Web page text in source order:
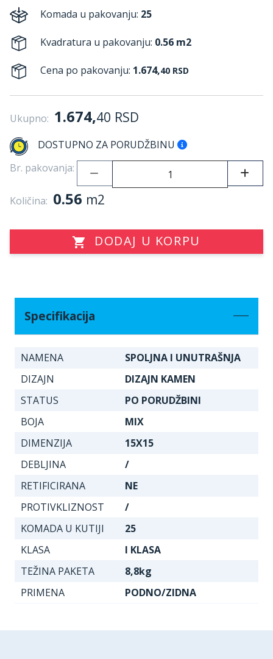
Komada u pakovanju: 25
Kvadratura u pakovanju: 0.56 m2
Cena po pakovanju: 1.674,40 RSD
Ukupno: 1.674,40 RSD
DOSTUPNO ZA PORUDŽBINU
Br. pakovanja:
Količina: 0.56 m2
DODAJ U KORPU
Specifikacija
NAMENA
SPOLJNA I UNUTRAŠNJA
DIZAJN
DIZAJN KAMEN
STATUS
PO PORUDŽBINI
BOJA
MIX
DIMENZIJA
15X15
DEBLJINA
/
RETIFICIRANA
NE
PROTIVKLIZNOST
/
KOMADA U KUTIJI
25
KLASA
I KLASA
TEŽINA PAKETA
8,8kg
PRIMENA
PODNO/ZIDNA